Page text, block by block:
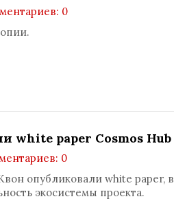
0
white paper Cosmos Hub
0
опубликовали white paper, в
экосистемы проекта.